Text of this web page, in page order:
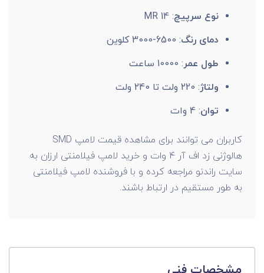
نوع سرپیچ: MR 14
دمای رنگ: 6500-3000 کلوین
طول عمر: 10000 ساعت
ولتاژ: 220 ولت تا 240 ولت
توان: 4 وات
کاربران می توانند برای مشاهده قیمت لامپ SMD
هالوژنی زد اف آر 4 وات و خرید لامپ فیلامنتی ارزان به
سایت راندنو مراجعه کرده و با فروشنده لامپ فیلامنتی
به طور مستقیم در ارتباط باشند.